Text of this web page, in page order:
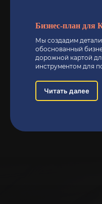
Бизнес-план для
Мы создадим
обоснованный
дорожной картой
инструментом для
Читать далее